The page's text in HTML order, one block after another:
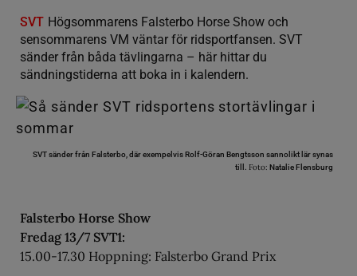
SVT Högsommarens Falsterbo Horse Show och
sensommarens VM väntar för ridsportfansen. SVT
sänder från båda tävlingarna – här hittar du
sändningstiderna att boka in i kalendern.
SVT sänder från Falsterbo, där exempelvis Rolf-Göran Bengtsson sannolikt lär synas
till. Foto: Natalie Flensburg
Falsterbo Horse Show
Fredag 13/7 SVT1:
15.00-17.30 Hoppning: Falsterbo Grand Prix